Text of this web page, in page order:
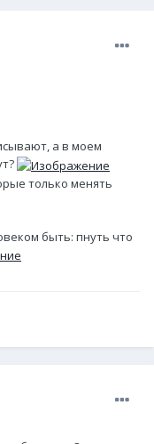
а в моем
только менять
быть: пнуть что